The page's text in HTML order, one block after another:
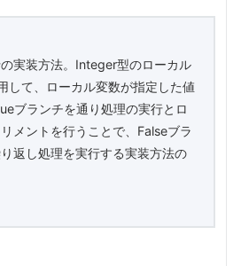
実装方法。Integer型のローカル
して、ローカル変数が指定した値
ブランチを通り処理の実行とロ
メントを行うことで、Falseブラ
返し処理を実行する実装方法の